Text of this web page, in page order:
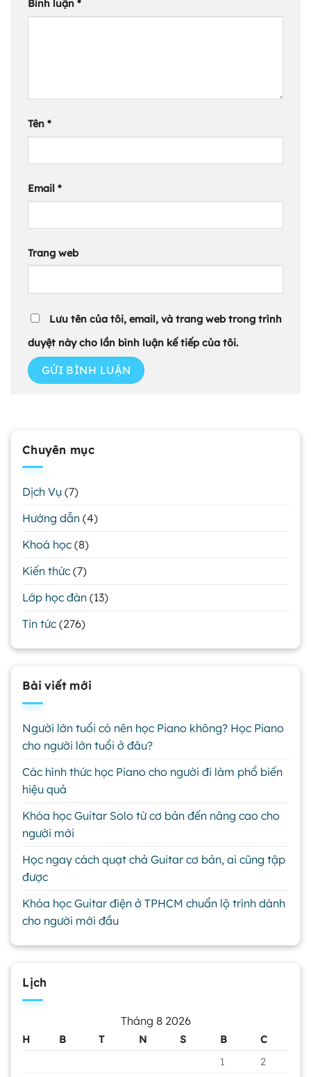
Bình luận *
Tên *
Email *
Trang web
Lưu tên của tôi, email, và trang web trong trình
duyệt này cho lần bình luận kế tiếp của tôi.
Chuyên mục
Dịch Vụ (7)
Hướng dẫn (4)
Khoá học (8)
Kiến thức (7)
Lớp học đàn (13)
Tin tức (276)
Bài viết mới
Người lớn tuổi có nên học Piano không? Học Piano
cho người lớn tuổi ở đâu?
Các hình thức học Piano cho người đi làm phổ biến
hiệu quả
Khóa học Guitar Solo từ cơ bản đến nâng cao cho
người mới
Học ngay cách quạt chả Guitar cơ bản, ai cũng tập
được
Khóa học Guitar điện ở TPHCM chuẩn lộ trình dành
cho người mới đầu
Lịch
Tháng 8 2026
H B T N S B
C
1
2